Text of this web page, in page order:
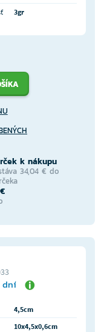
3gr
k nákupu
34,04 € do
dní
4,5cm
10x4,5x0,6cm